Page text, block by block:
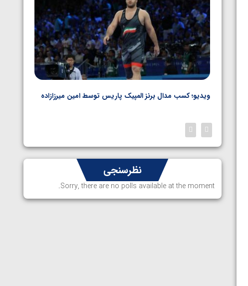
ویدیو؛ کسب مدال برنز المپیک پاریس توسط امین میرزازاده
نظرسنجی
Sorry, there are no polls available at the moment.